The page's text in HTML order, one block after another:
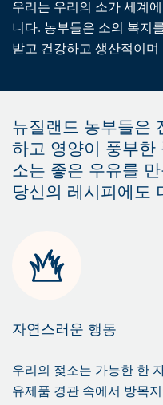
우리는 우리의 소가 세계
니다. 농부들은 소의 복지
받고 건강하고 생산적이
뉴질랜드 농부들은
하고 영양이 풍부한
소는 좋은 우유를
당신의 레시피에도
자연스러운 행동
우리의 젖소는 가능한 한
유제품 경관 속에서 방목